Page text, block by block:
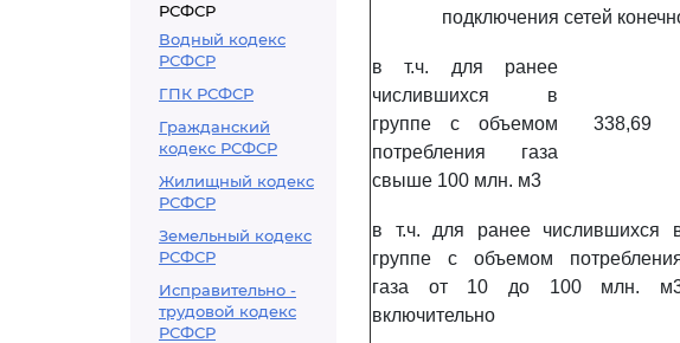
РСФСР
Водный кодекс
РСФСР
ГПК РСФСР
Гражданский
кодекс РСФСР
Жилищный кодекс
РСФСР
Земельный кодекс
РСФСР
Исправительно -
трудовой кодекс
РСФСР
подключения сетей
в т.ч. для ранее
числившихся в
группе с объемом
потребления газа
свыше 100 млн. м3
338,69
в т.ч. для ранее числившихся
группе с объемом
газа от 10 до 100 млн.
включительно